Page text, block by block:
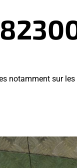
notamment sur